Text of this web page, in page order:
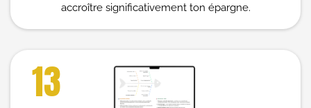
accroître significativement ton épargne.
13